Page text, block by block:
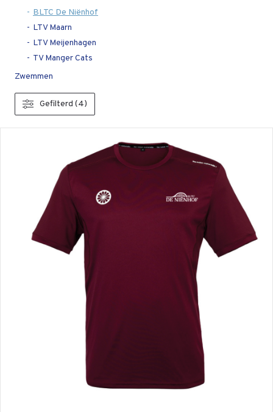
BLTC De Niënhof
LTV Maarn
LTV Meijenhagen
TV Manger Cats
Zwemmen
Gefilterd (4)